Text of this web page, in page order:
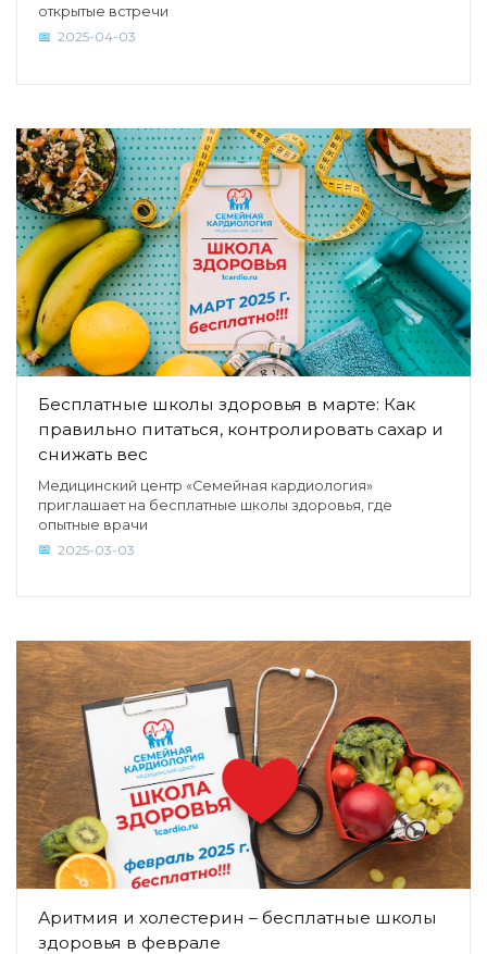
открытые встречи
2025-04-03
Бесплатные школы здоровья в марте: Как
правильно питаться, контролировать сахар и
снижать вес
Медицинский центр «Семейная кардиология»
приглашает на бесплатные школы здоровья, где
опытные врачи
2025-03-03
Аритмия и холестерин – бесплатные школы
здоровья в феврале